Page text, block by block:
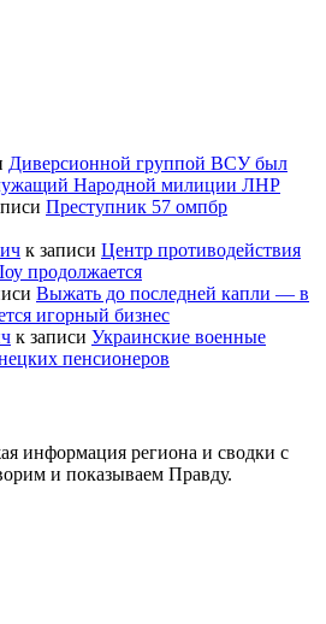
Диверсионной группой ВСУ был
Народной милиции ЛНР
Преступник 57 омпбр
к записи Центр противодействия
продолжается
Выжать до последней капли — в
игорный бизнес
к записи Украинские военные
пенсионеров
информация региона и сводки с
и показываем Правду.